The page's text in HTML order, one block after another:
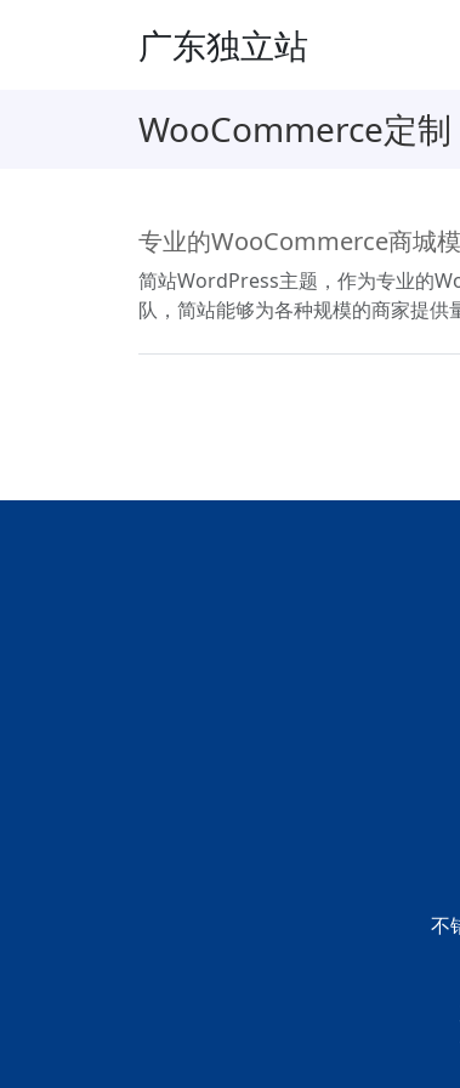
广东独立站
WooCommerce定制
专业的WooCommerce商城
简站WordPress主题，作为专业的
队，简站能够为各种规模的商家提供
不